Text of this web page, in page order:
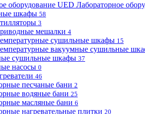
Лабораторное
шкафы 58
3
мешалки 4
сушильные шкафы 15
вакуумные сушильные
сушильные шкафы 37
насосы 0
46
песчаные бани 2
водяные бани 25
масляные бани 6
нагревательные плитки 20